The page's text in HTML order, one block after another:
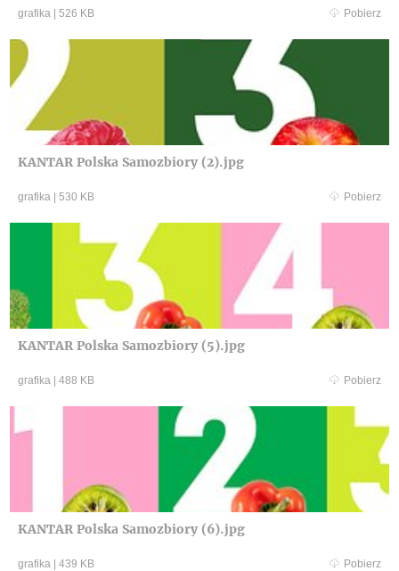
grafika 526 KB Pobierz
KANTAR Polska Samozbiory (2).jpg
grafika 530 KB Pobierz
KANTAR Polska Samozbiory (5).jpg
grafika 488 KB Pobierz
KANTAR Polska Samozbiory (6).jpg
grafika 439 KB Pobierz